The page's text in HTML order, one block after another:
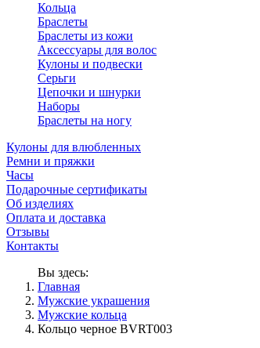
Кольца
Браслеты
Браслеты из кожи
Аксессуары для волос
Кулоны и подвески
Серьги
Цепочки и шнурки
Наборы
Браслеты на ногу
Кулоны для влюбленных
Ремни и пряжки
Часы
Подарочные сертификаты
Об изделиях
Оплата и доставка
Отзывы
Контакты
Вы здесь:
Главная
Мужские украшения
Мужские кольца
Кольцо черное BVRT003